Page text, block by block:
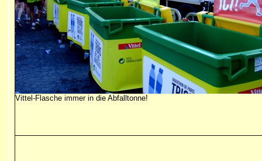
Vittel-Flasche immer in die Abfalltonne!